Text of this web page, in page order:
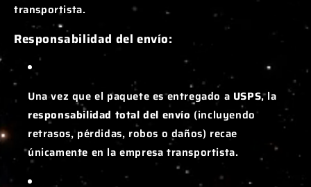
transportista.
Responsabilidad del envío:
Una vez que el paquete es entregado a USPS, la
responsabilidad total del envío (incluyendo
retrasos, pérdidas, robos o daños) recae
únicamente en la empresa transportista.